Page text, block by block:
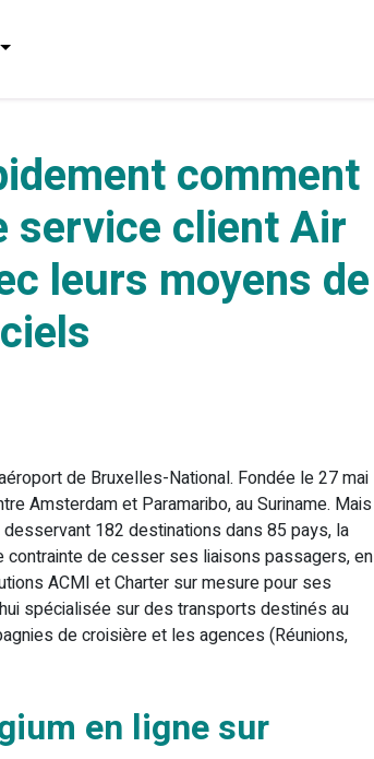
comment
service client Air
leurs moyens de
de Bruxelles-National. Fondée le 27 mai
Amsterdam et Paramaribo, au Suriname. Mais
182 destinations dans 85 pays, la
de cesser ses liaisons passagers, en
ACMI et Charter sur mesure pour ses
spécialisée sur des transports destinés au
de croisière et les agences (Réunions,
en ligne sur